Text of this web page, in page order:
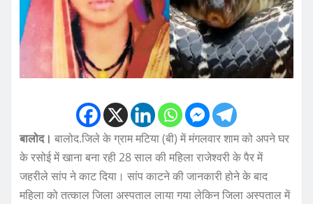
बालोद। बालोद.जिले के ग्राम मटिया (बी) में मंगलवार शाम को अपने घर
के रसोई में खाना बना रही 28 साल की महिला राजेश्वरी के पैर में
जहरीले सांप ने काट दिया। सांप काटने की जानकारी होने के बाद
महिला को तत्काल जिला अस्पताल लाया गया लेकिन जिला अस्पताल में